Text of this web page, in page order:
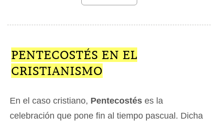
PENTECOSTÉS EN EL
CRISTIANISMO
En el caso cristiano, Pentecostés es la
celebración que pone fin al tiempo pascual. Dicha